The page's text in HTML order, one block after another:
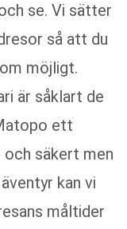
se. Vi sätter
så att du
möjligt.
är såklart de
ett
säkert men
kan vi
måltider